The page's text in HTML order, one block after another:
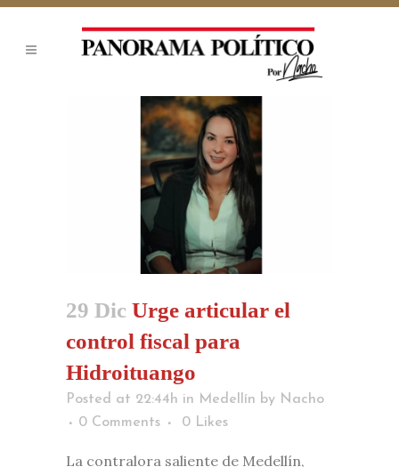
29 Dic Urge articular el
control fiscal para
Hidroituango
Posted at 22:44h in Medellín by Nacho
0 Comments
0 Likes
La contralora saliente de Medellín,